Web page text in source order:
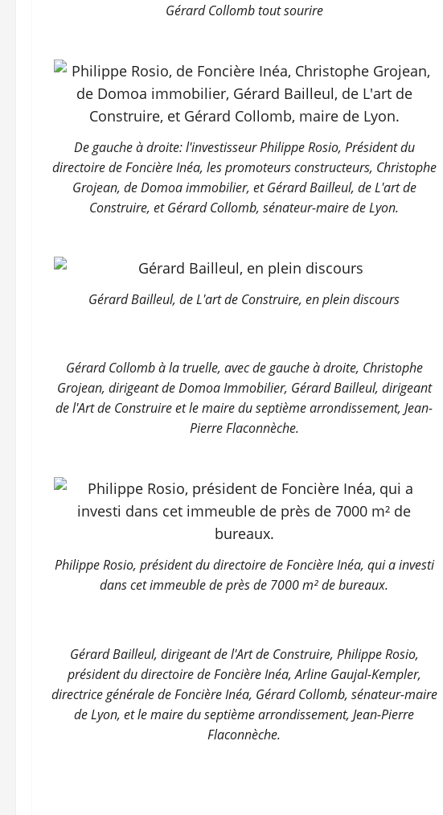
Gérard Collomb tout sourire
De gauche à droite: l'investisseur Philippe Rosio, Président du
directoire de Foncière Inéa, les promoteurs constructeurs, Christophe
Grojean, de Domoa immobilier, et Gérard Bailleul, de L'art de
Construire, et Gérard Collomb, sénateur-maire de Lyon.
Gérard Bailleul, de L'art de Construire, en plein discours
Gérard Collomb à la truelle, avec de gauche à droite, Christophe
Grojean, dirigeant de Domoa Immobilier, Gérard Bailleul, dirigeant
de l'Art de Construire et le maire du septième arrondissement, Jean-
Pierre Flaconnèche.
Philippe Rosio, président du directoire de Foncière Inéa, qui a investi
dans cet immeuble de près de 7000 m² de bureaux.
Gérard Bailleul, dirigeant de l'Art de Construire, Philippe Rosio,
président du directoire de Foncière Inéa, Arline Gaujal-Kempler,
directrice générale de Foncière Inéa, Gérard Collomb, sénateur-maire
de Lyon, et le maire du septième arrondissement, Jean-Pierre
Flaconnèche.